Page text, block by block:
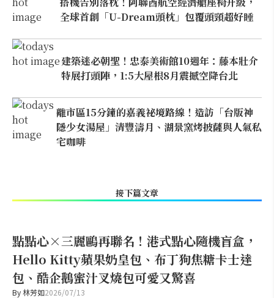
全球首創「U-Dream頭枕」包覆頭頸超好睡
建築迷必朝聖！忠泰美術館10週年：藤本壯介
特展打頭陣，1:5大屋根8月震撼空降台北
離市區15分鐘的嘉義祕境路線！造訪「台版神
隱少女湯屋」清豐濤月、湖景窯烤披薩與人氣私
宅咖啡
接下篇文章
點點心×三麗鷗再聯名！港式點心隨機盲盒，
Hello Kitty蘋果奶皇包、布丁狗焦糖卡士達
包、酷企鵝蜜汁叉燒包可愛又驚喜
By林芳如2026/07/13